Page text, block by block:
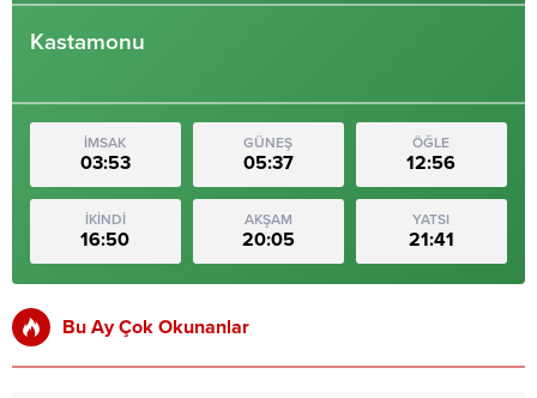
Kastamonu
İMSAK
03:53
GÜNEŞ
05:37
ÖĞLE
12:56
İKİNDİ
16:50
AKŞAM
20:05
YATSI
21:41
Bu Ay Çok Okunanlar